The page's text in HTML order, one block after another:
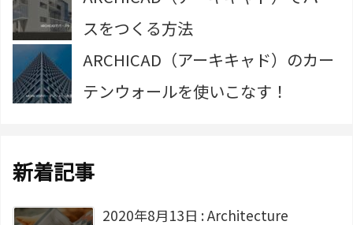
スをつくる方法
ARCHICAD（アーキキャド）のカー
テンウォールを使いこなす！
新着記事
2020年8月13日 :Architecture